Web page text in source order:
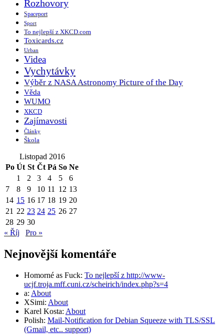
Rozhovory
Spaceport
Sport
To nejlepší z XKCD.com
Toxicards.cz
Urban
Videa
Vychytávky
Výběr z NASA Astronomy Picture of the Day
Věda
WUMO
XKCD
Zajímavosti
Články
Škola
Listopad 2016
Po Út St Čt Pá So Ne
1
2 3 4 5
6
7
8 9 10 11 12 13
14 15 16 17 18 19 20
21 22 23 24 25 26 27
28 29 30
« Říj
Pro »
Nejnovější komentáře
Homorné as Fuck: To nejlepší z http://www-
ucjf.troja.mff.cuni.cz/scheirich/index.php?s=4
a: About
XSimi: About
Karel Kosta: About
Polish: Mail-Notification for Debian Squeeze with TLS/SSL
(Gmail, etc.. support)